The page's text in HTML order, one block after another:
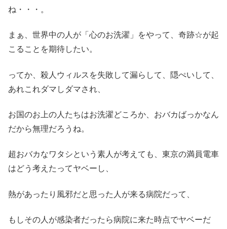
ね・・・。
まぁ、世界中の人が「心のお洗濯」をやって、奇跡☆が起
こることを期待したい。
ってか、殺人ウィルスを失敗して漏らして、隠ぺいして、
あれこれダマしダマされ、
お国のお上の人たちはお洗濯どころか、おバカばっかなん
だから無理だろうね。
超おバカなワタシという素人が考えても、東京の満員電車
はどう考えたってヤベーし、
熱があったり風邪だと思った人が来る病院だって、
もしその人が感染者だったら病院に来た時点でヤベーだ